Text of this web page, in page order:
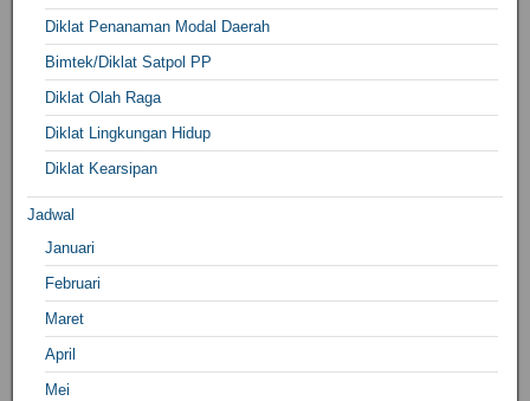
Diklat Penanaman Modal Daerah
Bimtek/Diklat Satpol PP
Diklat Olah Raga
Diklat Lingkungan Hidup
Diklat Kearsipan
Jadwal
Januari
Februari
Maret
April
Mei